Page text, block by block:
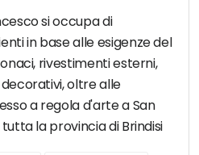
si occupa di
in base alle esigenze del
rivestimenti esterni,
oltre alle
a regola d'arte a San
la provincia di Brindisi